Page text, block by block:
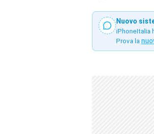
Nuovo
iPhoneItalia
Prova la